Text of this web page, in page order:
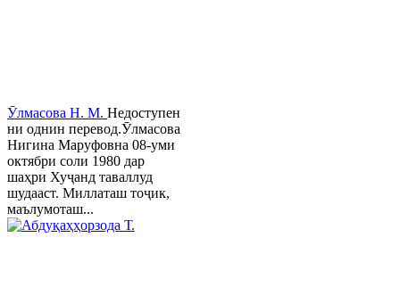
Ӯлмасова Н. М. Недоступен
ни однин перевод.Ӯлмасова
Нигина Маруфовна 08-уми
октябри соли 1980 дар
шаҳри Хуҷанд таваллуд
шудааст. Миллаташ тоҷик,
маълумоташ...